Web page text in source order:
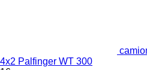
4x2 Palfinger WT 300